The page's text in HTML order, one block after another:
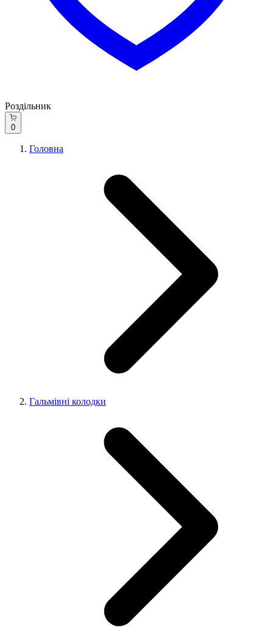
Роздільник
0
Головна
Гальмівні колодки